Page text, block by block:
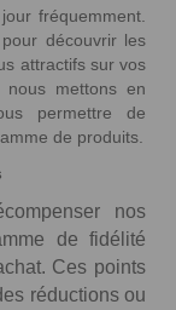
fréquemment.
découvrir les
attractifs sur vos
nous mettons en
permettre de
de produits.
nos
de fidélité
Ces points
réductions ou